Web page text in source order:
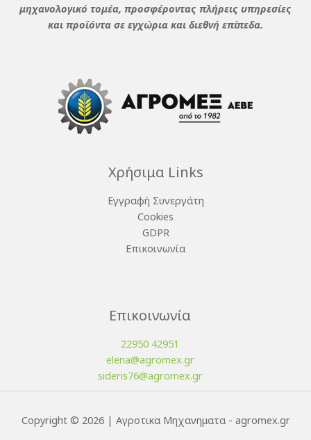
μηχανολογικό τομέα, προσφέροντας πλήρεις υπηρεσίες
και προϊόντα σε εγχώρια και διεθνή επίπεδα.
Χρήσιμα Links
Εγγραφή Συνεργάτη
Cookies
GDPR
Επικοινωνία
Επικοινωνία
22950 42951
elena@agromex.gr
sideris76@agromex.gr
Copyright © 2026 | Αγροτικα Μηχανηματα - agromex.gr